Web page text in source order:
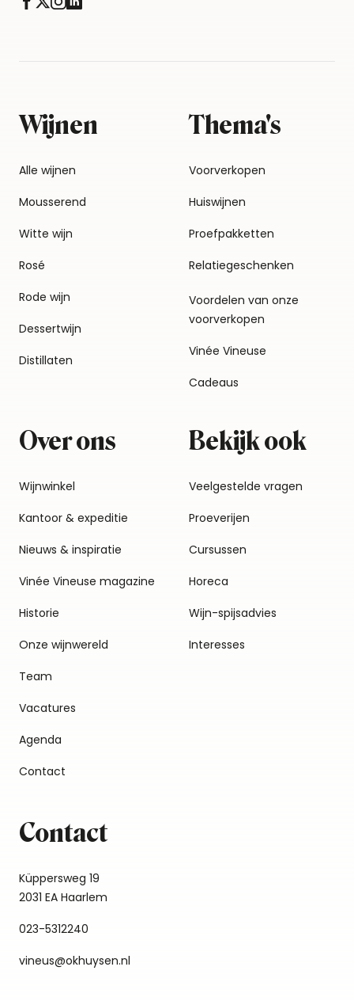
Wijnen
Alle wijnen
Mousserend
Witte wijn
Rosé
Rode wijn
Dessertwijn
Distillaten
Thema's
Voorverkopen
Huiswijnen
Proefpakketten
Relatiegeschenken
Voordelen van onze
voorverkopen
Vinée Vineuse
Cadeaus
Over ons
Wijnwinkel
Kantoor & expeditie
Nieuws & inspiratie
Vinée Vineuse magazine
Historie
Onze wijnwereld
Team
Vacatures
Agenda
Contact
Bekijk ook
Veelgestelde vragen
Proeverijen
Cursussen
Horeca
Wijn-spijsadvies
Interesses
Contact
Küppersweg 19
2031 EA Haarlem
023-5312240
vineus@okhuysen.nl